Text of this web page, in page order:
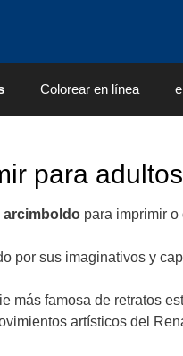
Colorear en línea
para adultos
arcimboldopara imprimir o
por sus imaginativos y
más famosa de retratos
artísticos del